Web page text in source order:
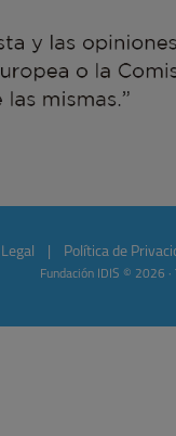
Política de
Fundación IDIS © 2026